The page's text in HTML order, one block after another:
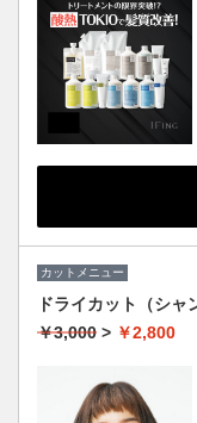
カットメニュー
ドライカット（シャ
￥3,000 > ￥2,800